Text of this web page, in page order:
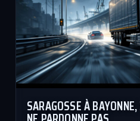
SARAGOSSE À